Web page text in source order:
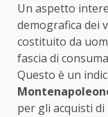
Un aspetto
demografica dei
costituito da
fascia di
Questo è un
per gli acquisti di